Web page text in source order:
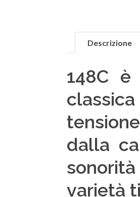
Descrizione
148C
dalla
varietà